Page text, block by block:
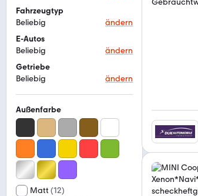
Fahrzeugtyp
Beliebig
ändern
E-Autos
Beliebig
ändern
Getriebe
Beliebig
ändern
Außenfarbe
Matt (12)